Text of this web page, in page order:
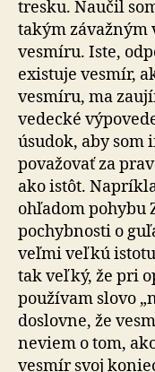
tresku. Naučil
takým závažným
vesmíru. Iste,
existuje vesmír,
vesmíru, ma
vedecké
úsudok, aby som
považovať za
ako istôt.
ohľadom pohybu
pochybnosti o
veľmi veľkú
tak veľký, že pri
používam slovo
doslovne, že
neviem o tom,
vesmír svoj